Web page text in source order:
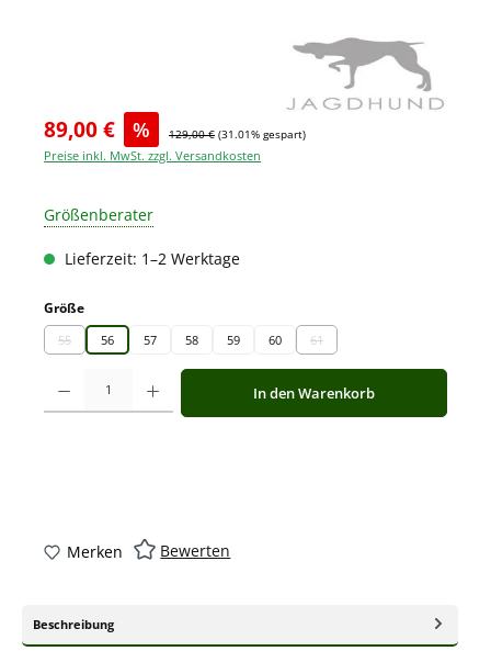
89,00 € % 129,00 € (31.01% gespart)
Preise inkl. MwSt. zzgl. Versandkosten
Größenberater
Lieferzeit: 1–2 Werktage
Größeauswählen
55
(Diese Option ist zurzeit nicht verfügbar.)
56 57 58 59 60 61
(Diese Option ist zurzeit nicht
Produkt Anzahl: Gib den gewünschten Wert ein oder benutze die
In den Warenkorb
Merken Bewerten
Beschreibung